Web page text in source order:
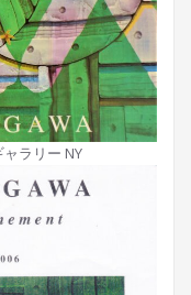
ラリー NY